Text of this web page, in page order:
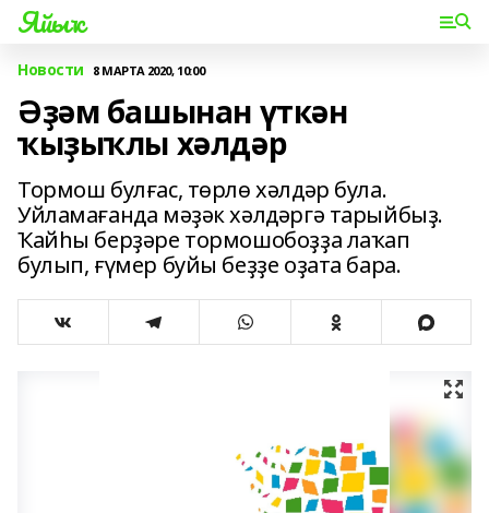
Яйыҡ
Новости 8 МАРТА 2020, 10:00
Әҙәм башынан үткән
ҡыҙыҡлы хәлдәр
Тормош булғас, төрлө хәлдәр була.
Уйламағанда мәҙәк хәлдәргә тарыйбыҙ.
Ҡайһы берҙәре тормошобоҙҙа лаҡап
булып, ғүмер буйы беҙҙе оҙата бара.